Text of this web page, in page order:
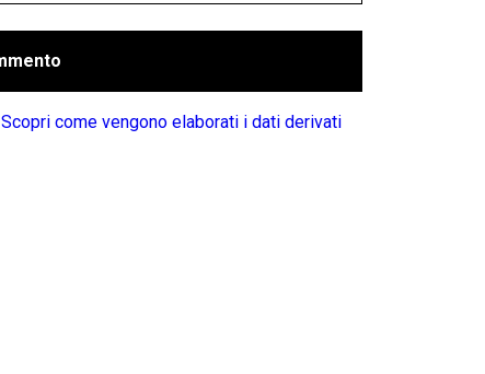
Scopri come vengono elaborati i dati derivati